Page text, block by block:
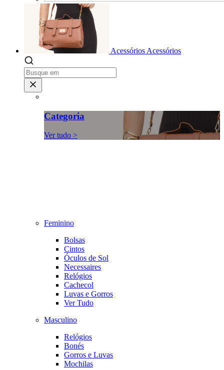
Acessórios Acessórios
Categoria
Ver tudo >
Feminino
Bolsas
Cintos
Óculos de Sol
Necessaires
Relógios
Cachecol
Luvas e Gorros
Ver Tudo
Masculino
Relógios
Bonés
Gorros e Luvas
Mochilas